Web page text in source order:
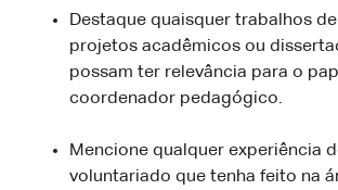
Destaque quaisquer trabalhos
projetos acadêmicos ou
possam ter relevância para o
coordenador pedagógico.
Mencione qualquer experiência
voluntariado que tenha feito na